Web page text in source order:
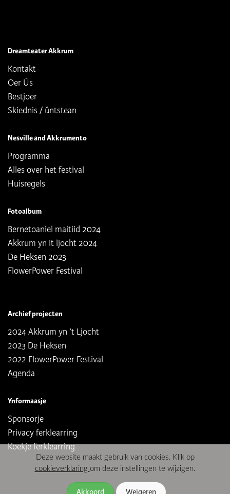
Deze website maakt gebruik van cookies. Klik op
cookieverklaring om deze instellingen te wijzigen.
Dreamteater Akkrum
Kontakt
Oer Ús
Bestjoer
Skiednis / ûntstean
Nesville and Akkrumento
Programma
Alles over het festival
Huisregels
Fotoalbum
Bernetoaniel maitiid 2024
Akkrum yn it ljocht 2024
De Heksen 2023
FlowerPower Festival
Archief projecten
2024 Akkrum yn ’t Ljocht
2023 De Heksen
2022 FlowerPower Festival
Agenda
Ynformaasje
Sponsorje
Privacy ferklearring
Koekje ferklearring